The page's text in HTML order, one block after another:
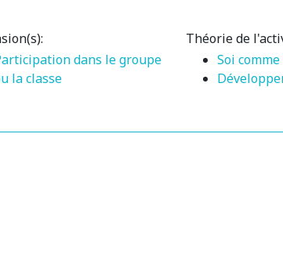
dans le groupe
la classe
Théorie de
Soi